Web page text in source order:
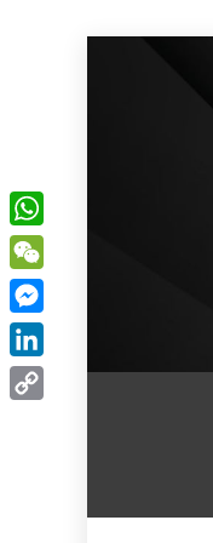
W
h
a
t
s
W
e
C
h
M
e
s
L
i